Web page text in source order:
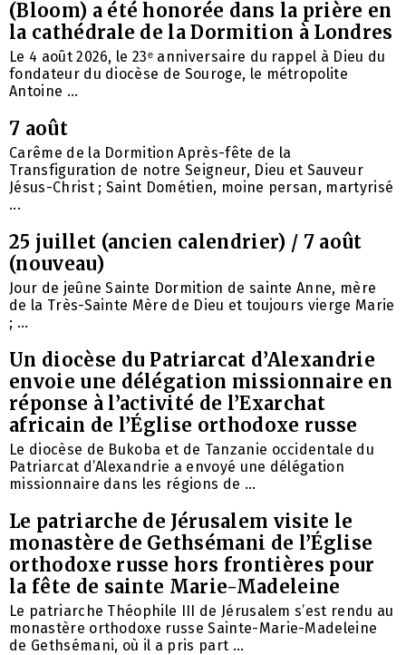
(Bloom) a été honorée dans la prière en
la cathédrale de la Dormition à Londres
Le 4 août 2026, le 23ᵉ anniversaire du rappel à Dieu du
fondateur du diocèse de Souroge, le métropolite
Antoine ...
7 août
Carême de la Dormition Après-fête de la
Transfiguration de notre Seigneur, Dieu et Sauveur
Jésus-Christ ; Saint Dométien, moine persan, martyrisé
...
25 juillet (ancien calendrier) / 7 août
(nouveau)
Jour de jeûne Sainte Dormition de sainte Anne, mère
de la Très-Sainte Mère de Dieu et toujours vierge Marie
; ...
Un diocèse du Patriarcat d’Alexandrie
envoie une délégation missionnaire en
réponse à l’activité de l’Exarchat
africain de l’Église orthodoxe russe
Le diocèse de Bukoba et de Tanzanie occidentale du
Patriarcat d’Alexandrie a envoyé une délégation
missionnaire dans les régions de ...
Le patriarche de Jérusalem visite le
monastère de Gethsémani de l’Église
orthodoxe russe hors frontières pour
la fête de sainte Marie-Madeleine
Le patriarche Théophile III de Jérusalem s’est rendu au
monastère orthodoxe russe Sainte-Marie-Madeleine
de Gethsémani, où il a pris part ...